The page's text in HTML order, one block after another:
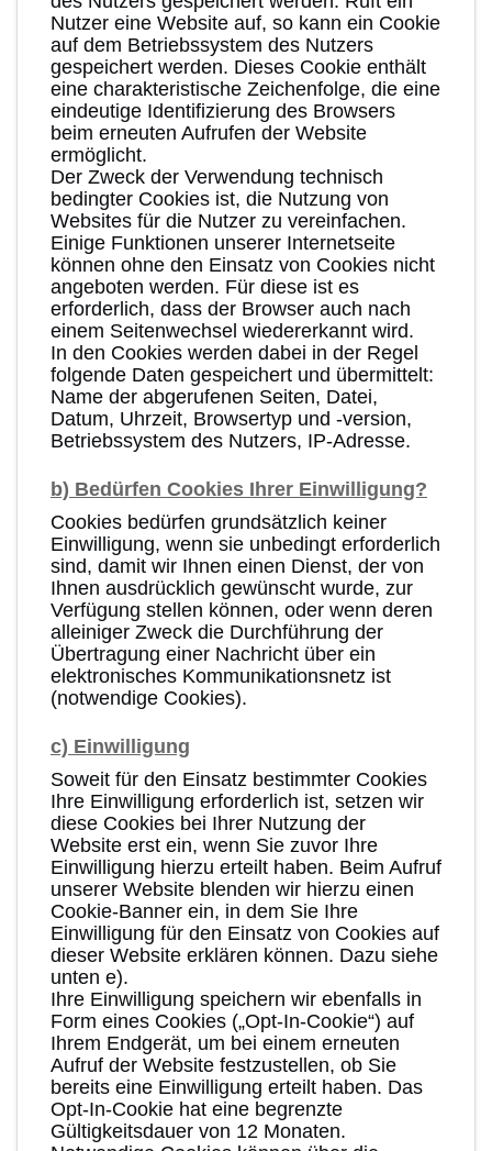
Nutzer eine Website auf, so kann ein Cookie
auf dem Betriebssystem des Nutzers
gespeichert werden. Dieses Cookie enthält
eine charakteristische Zeichenfolge, die eine
eindeutige Identifizierung des Browsers
beim erneuten Aufrufen der Website
ermöglicht.
Der Zweck der Verwendung technisch
bedingter Cookies ist, die Nutzung von
Websites für die Nutzer zu vereinfachen.
Einige Funktionen unserer Internetseite
können ohne den Einsatz von Cookies nicht
angeboten werden. Für diese ist es
erforderlich, dass der Browser auch nach
einem Seitenwechsel wiedererkannt wird.
In den Cookies werden dabei in der Regel
folgende Daten gespeichert und übermittelt:
Name der abgerufenen Seiten, Datei,
Datum, Uhrzeit, Browsertyp und -version,
Betriebssystem des Nutzers, IP-Adresse.
b) Bedürfen Cookies Ihrer Einwilligung?
Cookies bedürfen grundsätzlich keiner
Einwilligung, wenn sie unbedingt erforderlich
sind, damit wir Ihnen einen Dienst, der von
Ihnen ausdrücklich gewünscht wurde, zur
Verfügung stellen können, oder wenn deren
alleiniger Zweck die Durchführung der
Übertragung einer Nachricht über ein
elektronisches Kommunikationsnetz ist
(notwendige Cookies).
c) Einwilligung
Soweit für den Einsatz bestimmter Cookies
Ihre Einwilligung erforderlich ist, setzen wir
diese Cookies bei Ihrer Nutzung der
Website erst ein, wenn Sie zuvor Ihre
Einwilligung hierzu erteilt haben. Beim Aufruf
unserer Website blenden wir hierzu einen
Cookie-Banner ein, in dem Sie Ihre
Einwilligung für den Einsatz von Cookies auf
dieser Website erklären können. Dazu siehe
unten e).
Ihre Einwilligung speichern wir ebenfalls in
Form eines Cookies („Opt-In-Cookie“) auf
Ihrem Endgerät, um bei einem erneuten
Aufruf der Website festzustellen, ob Sie
bereits eine Einwilligung erteilt haben. Das
Opt-In-Cookie hat eine begrenzte
Gültigkeitsdauer von 12 Monaten.